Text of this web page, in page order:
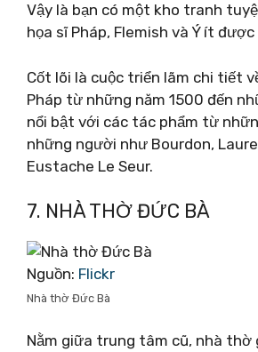
Vậy là bạn có một kho tranh
họa sĩ Pháp, Flemish và Ý ít
Cốt lõi là cuộc triển lãm chi tiết
Pháp từ những năm 1500 đến
nổi bật với các tác phẩm từ
những người như Bourdon,
Eustache Le Seur.
7. NHÀ THỜ ĐỨC BÀ
Nguồn: Flickr
Nhà thờ Đức Bà
Nằm giữa trung tâm cũ, nhà thờ